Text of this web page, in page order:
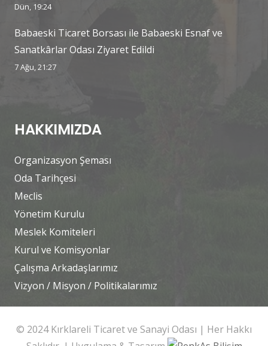
Dün, 19:24
Babaeski Ticaret Borsası ile Babaeski Esnaf ve
Sanatkârlar Odası Ziyaret Edildi
7 Ağu, 21:27
HAKKIMIZDA
Organizasyon Şeması
Oda Tarihçesi
Meclis
Yönetim Kurulu
Meslek Komiteleri
Kurul ve Komisyonlar
Çalışma Arkadaşlarımız
Vizyon / Misyon / Politikalarımız
© 2024 Kırklareli Ticaret ve Sanayi Odası | Her Hakkı